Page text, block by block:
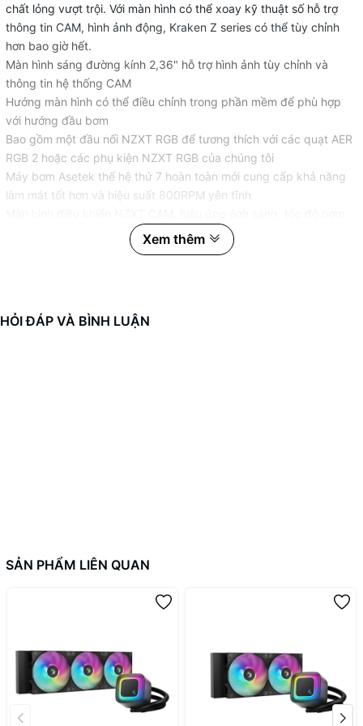
chất lỏng vượt trội. Với màn hình có thể xoay kỹ thuật số hỗ trợ
thông tin CAM, hình ảnh động, Kraken Z series có thể tùy chỉnh
hơn bao giờ hết.
Màn hình sáng đường kính 2,36" hỗ trợ hình ảnh tùy chỉnh và
thông tin hệ thống CAM
Hướng màn hình có thể điều chỉnh trong phần mềm để phù hợp
với hướng đầu bơm
Bao gồm một đầu nối NZXT RGB để tương thích với các quạt AER
RGB 2 hoặc các phụ kiện NZXT RGB của chúng tôi
Máy bơm Asetek thế hệ thứ 7 hoàn toàn mới cung cấp khả năng
làm mát tốt hơn và hiệu suất 800RPM yên tĩnh
và đường cong quạt tùy chỉnh với chế độ 0dB
Bảo vệ với ống mở rộng được gia cố (400mm)
+ Material: Block: copper; Housing: plastic
+ Khu vực hoạt động của bảng hiển thị: đường kính 2,36 ”(60mm)
+ Màu hiển thị: LCD màu trung thực 24 bit
+ Độ phân giải màn hình: 320 x 320 px
+ Độ sáng màn hình: 650 cd / m²
Xem thêm
HỎI ĐÁP VÀ BÌNH LUẬN
SẢN PHẨM LIÊN QUAN